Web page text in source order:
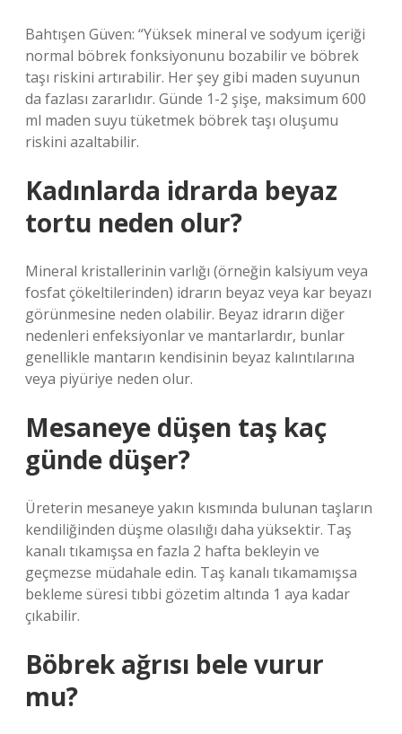
Bahtışen Güven: “Yüksek mineral ve sodyum içeriği
normal böbrek fonksiyonunu bozabilir ve böbrek
taşı riskini artırabilir. Her şey gibi maden suyunun
da fazlası zararlıdır. Günde 1-2 şişe, maksimum 600
ml maden suyu tüketmek böbrek taşı oluşumu
riskini azaltabilir.
Kadınlarda idrarda beyaz
tortu neden olur?
Mineral kristallerinin varlığı (örneğin kalsiyum veya
fosfat çökeltilerinden) idrarın beyaz veya kar beyazı
görünmesine neden olabilir. Beyaz idrarın diğer
nedenleri enfeksiyonlar ve mantarlardır, bunlar
genellikle mantarın kendisinin beyaz kalıntılarına
veya piyüriye neden olur.
Mesaneye düşen taş kaç
günde düşer?
Üreterin mesaneye yakın kısmında bulunan taşların
kendiliğinden düşme olasılığı daha yüksektir. Taş
kanalı tıkamışsa en fazla 2 hafta bekleyin ve
geçmezse müdahale edin. Taş kanalı tıkamamışsa
bekleme süresi tıbbi gözetim altında 1 aya kadar
çıkabilir.
Böbrek ağrısı bele vurur
mu?